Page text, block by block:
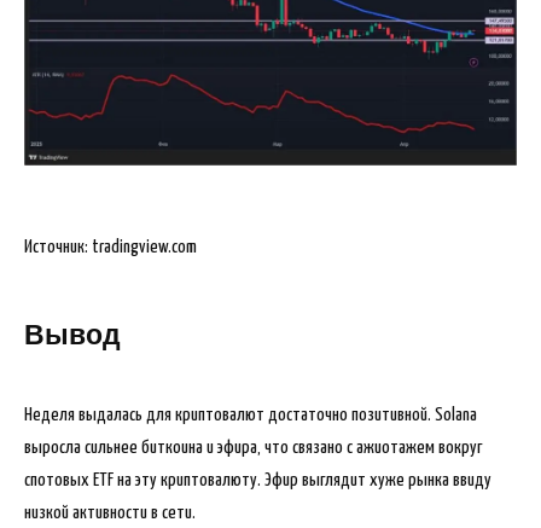
Источник: tradingview.com
Вывод
Неделя выдалась для криптовалют достаточно позитивной. Solana
выросла сильнее биткоина и эфира, что связано с ажиотажем вокруг
спотовых ETF на эту криптовалюту. Эфир выглядит хуже рынка ввиду
низкой активности в сети.